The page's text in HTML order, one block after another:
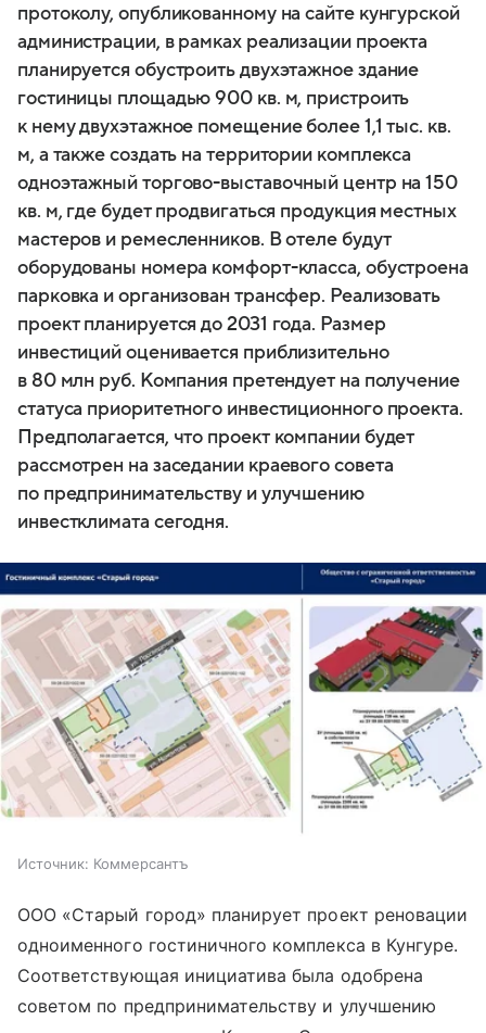
протоколу, опубликованному на сайте кунгурской
администрации, в рамках реализации проекта
планируется обустроить двухэтажное здание
гостиницы площадью 900 кв. м, пристроить
к нему двухэтажное помещение более 1,1 тыс. кв.
м, а также создать на территории комплекса
одноэтажный торгово-выставочный центр на 150
кв. м, где будет продвигаться продукция местных
мастеров и ремесленников. В отеле будут
оборудованы номера комфорт-класса, обустроена
парковка и организован трансфер. Реализовать
проект планируется до 2031 года. Размер
инвестиций оценивается приблизительно
в 80 млн руб. Компания претендует на получение
статуса приоритетного инвестиционного проекта.
Предполагается, что проект компании будет
рассмотрен на заседании краевого совета
по предпринимательству и улучшению
инвестклимата сегодня.
Источник: Коммерсантъ
ООО «Старый город» планирует проект реновации
одноименного гостиничного комплекса в Кунгуре.
Соответствующая инициатива была одобрена
советом по предпринимательству и улучшению